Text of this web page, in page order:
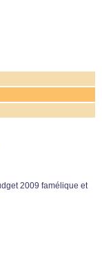
2009 famélique et